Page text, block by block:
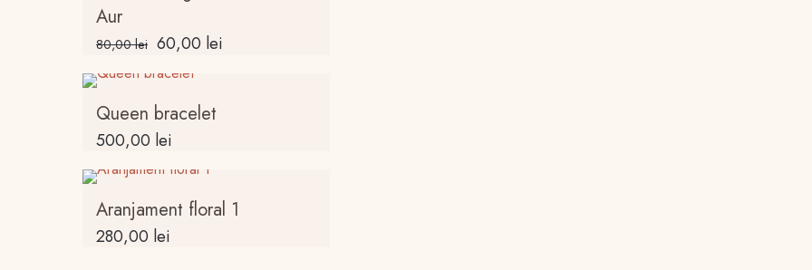
Aur
80,00lei Prețul
a
fost:
80,00 lei.
60,00 lei
Queen bracelet
500,00 lei
Aranjament floral 1
280,00 lei